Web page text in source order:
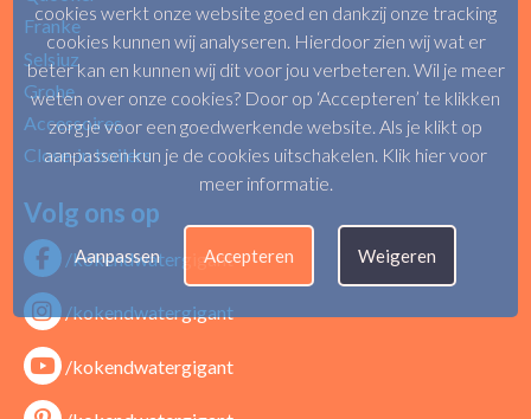
Franke
Selsiuz
Grohe
Accessoires
Close-in boilers
Volg ons op
/kokendwatergigant
/kokendwatergigant
/kokendwatergigant
cookies werkt onze website goed en dankzij onze tracking
cookies kunnen wij analyseren. Hierdoor zien wij wat er
beter kan en kunnen wij dit voor jou verbeteren. Wil je meer
weten over onze cookies? Door op ‘Accepteren’ te klikken
zorg je voor een goedwerkende website. Als je klikt op
aanpassen kun je de cookies uitschakelen. Klik hier voor
meer informatie.
Aanpassen Accepteren Weigeren